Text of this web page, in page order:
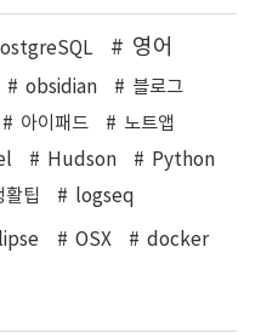
영어
obsidian
블로그
아이패드
노트앱
Hudson
Python
활팁 logseq
OSX docker